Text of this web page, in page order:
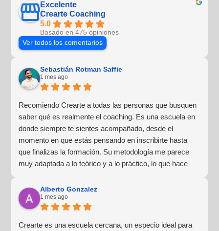
Excelente
Crearte Coaching
5.0
Basado en 475 opiniones
Ver todos los comentarios
Sebastián Rotman Saffie
1 mes ago
Recomiendo Crearte a todas las personas que busquen
saber qué es realmente el coaching. Es una escuela en
donde siempre te sientes acompañado, desde el
momento en que estás pensando en inscribirte hasta
que finalizas la formación. Su metodología me parece
muy adaptada a lo teórico y a lo práctico, lo que hace
¡Para mí fue una excelente experiencia!
Alberto Gonzalez
1 mes ago
Crearte es una escuela cercana, un especio ideal para